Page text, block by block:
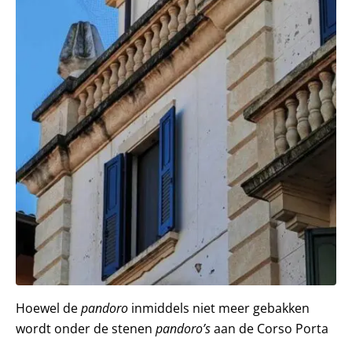
Hoewel depandoro inmiddels niet meer gebakken
wordt onder de stenen pandoro’saan de Corso Porta